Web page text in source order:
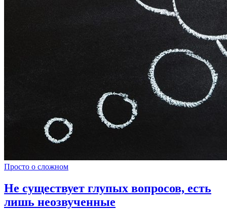
Просто о сложном
Не существует глупых вопросов, есть
лишь неозвученные